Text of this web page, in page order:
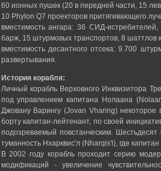
60 ионных пушек (20 в передней части, 15
10 Phylon Q7 проекторов притягивающего
вместимость ангара: 36 СИД-
барж, 15 штурмовых транспортов, 8 шаттлов
вместимость десантного отсека: 9.700
развертывания.
История корабля:
Личный корабль Верховного Инквизитора
под управлением капитана Нолаана
Джовану Варингу (Jovan Vharing)
борту капитан-лейтенант, по своей
подозреваемый повстанческим.
туманность Нхарквис'л (Nharqis'l), где
В 2002 году корабль проходит серию
модификаций - увеличение